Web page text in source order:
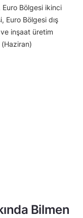
Bölgesi ikinci
Euro Bölgesi dış
inşaat üretim
Bilmen